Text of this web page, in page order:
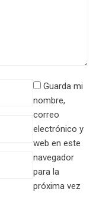
Guarda mi
nombre,
correo
electrónico y
web en este
navegador
para la
próxima vez